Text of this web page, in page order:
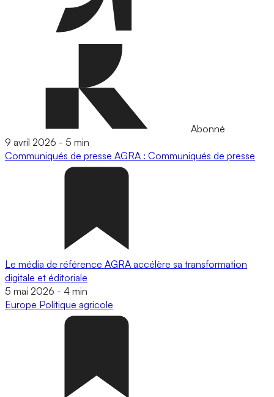
Abonné
9 avril 2026 - 5 min
Communiqués de presse AGRA : Communiqués de presse
Le média de référence AGRA accélère sa transformation
digitale et éditoriale
5 mai 2026 - 4 min
Europe Politique agricole